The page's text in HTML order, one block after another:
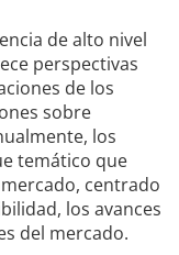
de alto nivel
perspectivas
de los
sobre
los
temático que
centrado
los avances
del mercado.